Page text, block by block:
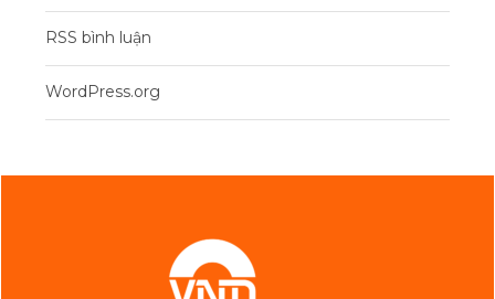
RSS bình luận
WordPress.org